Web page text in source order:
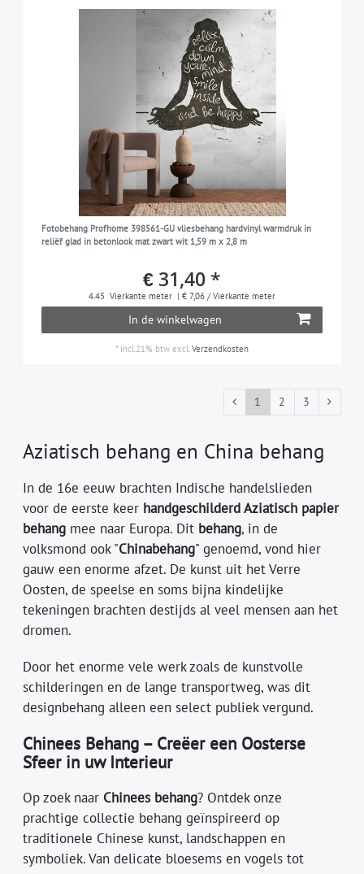
Fotobehang Profhome 398561-GU vliesbehang hardvinyl warmdruk in
reliëf glad in betonlook mat zwart wit 1,59 m x 2,8 m
€ 31,40 *
4.45 Vierkante meter | € 7,06 / Vierkante meter
In de winkelwagen
* incl.21% btw excl. Verzendkosten
1 2 3
Aziatisch behang en China behang
In de 16e eeuw brachten Indische handelslieden
voor de eerste keer handgeschilderd Aziatisch papier
behang mee naar Europa. Dit behang, in de
volksmond ook "Chinabehang" genoemd, vond hier
gauw een enorme afzet. De kunst uit het Verre
Oosten, de speelse en soms bijna kindelijke
tekeningen brachten destijds al veel mensen aan het
dromen.
Door het enorme vele werk zoals de kunstvolle
schilderingen en de lange transportweg, was dit
designbehang alleen een select publiek vergund.
Chinees Behang – Creëer een Oosterse
Sfeer in uw Interieur
Op zoek naar Chinees behang? Ontdek onze
prachtige collectie behang geïnspireerd op
traditionele Chinese kunst, landschappen en
symboliek. Van delicate bloesems en vogels tot